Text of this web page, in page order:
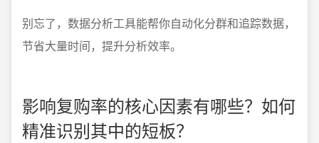
别忘了，数据分析工具能帮你自动化分群和追踪数据，
节省大量时间，提升分析效率。
影响复购率的核心因素有哪些？如何
精准识别其中的短板？